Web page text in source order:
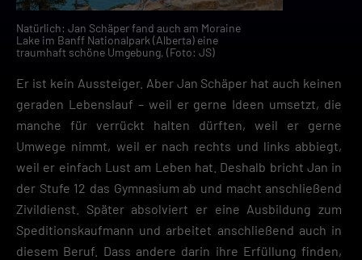
Natürlich: Jan Schäper fand auch am Moraine
Lake im Banff Nationalpark (Alberta) eine
traumhaft schöne Umgebung, (Foto: JS)
Er ist kein Aussteiger. Aber Jan Schäper hat auch keinen
geraden Lebenslauf – weil er gerne Ideen umsetzt, die
manche für verrückt halten dürften, weil er gerne
Umwege nimmt, weil er nach rechts und links abbiegt,
weil er einfach Lust am Leben hat. Deshalb bricht Jan in
der Stufe 12 das Gymnasium ab und macht anschließend
Zivildienst. Später absolviert er eine Ausbildung zum
Speditionskaufmann und arbeitet anschließend auch in
diesem Beruf. Dass andere darin ihre Erfüllung finden,